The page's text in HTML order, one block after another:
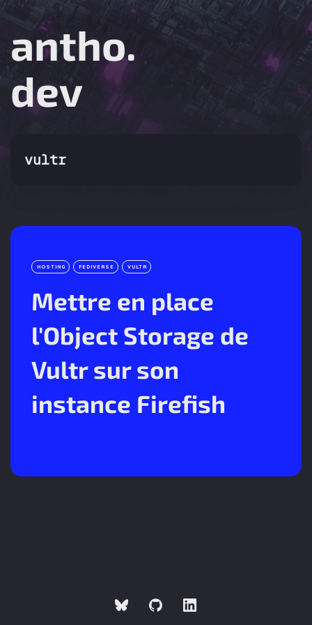
antho.
dev
vultr
HOSTING FEDIVERSE VULTR
Mettre en place
l'Object Storage de
Vultr sur son
instance Firefish